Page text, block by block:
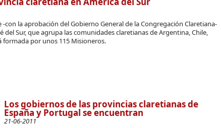
-con la aprobación del Gobierno General de la Congregación Claretiana-
del Sur, que agrupa las comunidades claretianas de Argentina, Chile,
formada por unos 115 Misioneros.
Los gobiernos de las provincias claretianas de
España y Portugal se encuentran
21-06-2011